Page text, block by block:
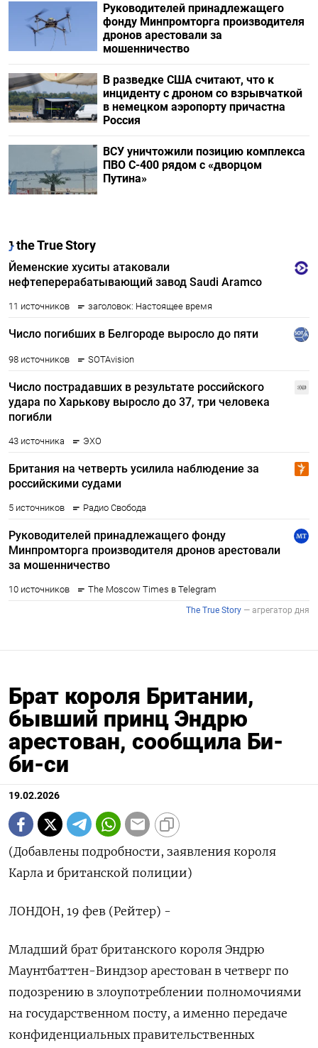
Руководителей принадлежащего
фонду Минпромторга производителя
дронов арестовали за
мошенничество
В разведке США считают, что к
инциденту с дроном со взрывчаткой
в немецком аэропорту причастна
Россия
ВСУ уничтожили позицию комплекса
ПВО С-400 рядом с «дворцом
Путина»
Брат короля Британии,
бывший принц Эндрю
арестован, сообщила Би-
би-си
19.02.2026
(Добавлены подробности, заявления короля
Карла и британской полиции)
ЛОНДОН, 19 фев (Рейтер) -
Младший брат британского короля Эндрю
Маунтбаттен-Виндзор арестован в четверг по
‌подозрению в злоупотреблении полномочиями
на государственном посту, а именно передаче
конфиденциальных правительственных